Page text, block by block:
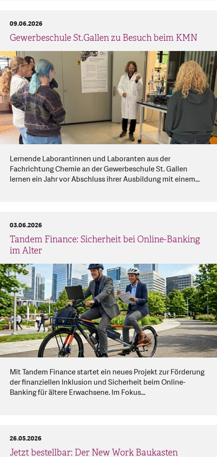
Gewerbeschule St.Gallen zu Besuch beim KMN
09.06.2026
Lernende Laborantinnen und Laboranten aus der
Fachrichtung Chemie an der Gewerbeschule St. Gallen
lernen ein Jahr vor Abschluss ihrer Ausbildung mit einem...
Tandem Finance: Sicherheit bei Online-Banking
im Alter
03.06.2026
Mit Tandem Finance startet ein neues Projekt zur Förderung
der finanziellen Inklusion und Sicherheit beim Online-
Banking für ältere Erwachsene. Im Fokus...
Jetzt bestellbar: Der New Work Baukasten
26.05.2026